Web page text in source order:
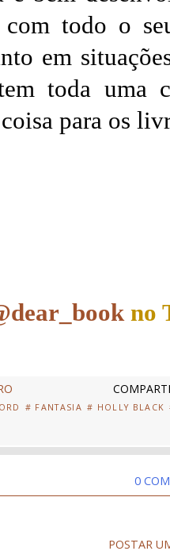
todo o
em
toda uma
para os
no
# FANTASIA # HOLLY BLACK
0
POSTAR